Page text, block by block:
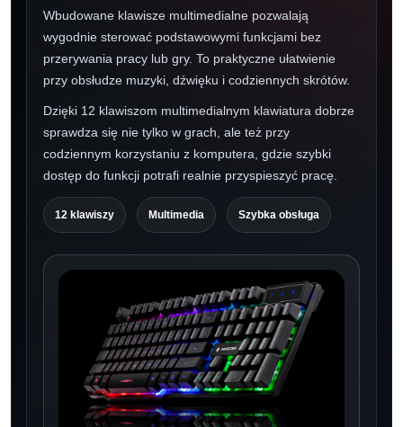
Wbudowane klawisze multimedialne pozwalają
wygodnie sterować podstawowymi funkcjami bez
przerywania pracy lub gry. To praktyczne ułatwienie
przy obsłudze muzyki, dźwięku i codziennych skrótów.
Dzięki 12 klawiszom multimedialnym klawiatura dobrze
sprawdza się nie tylko w grach, ale też przy
codziennym korzystaniu z komputera, gdzie szybki
dostęp do funkcji potrafi realnie przyspieszyć pracę.
12 klawiszy Multimedia Szybka obsługa